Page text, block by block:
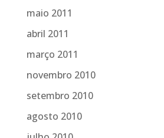
maio 2011
abril 2011
março 2011
novembro 2010
setembro 2010
agosto 2010